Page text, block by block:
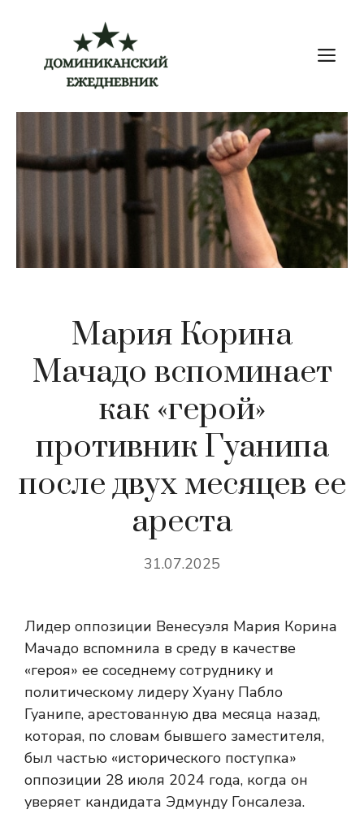
содержимому
Мария Корина
Мачадо вспоминает
как «герой»
противник Гуанипа
после двух месяцев ее
ареста
31.07.2025
Лидер оппозиции Венесуэля Мария Корина
Мачадо вспомнила в среду в качестве
«героя» ее соседнему сотруднику и
политическому лидеру Хуану Пабло
Гуанипе, арестованную два месяца назад,
которая, по словам бывшего заместителя,
был частью «исторического поступка»
оппозиции 28 июля 2024 года, когда он
уверяет кандидата Эдмунду Гонсалеза.